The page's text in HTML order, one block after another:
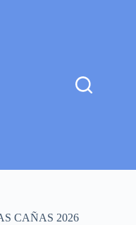
CAÑAS 2026